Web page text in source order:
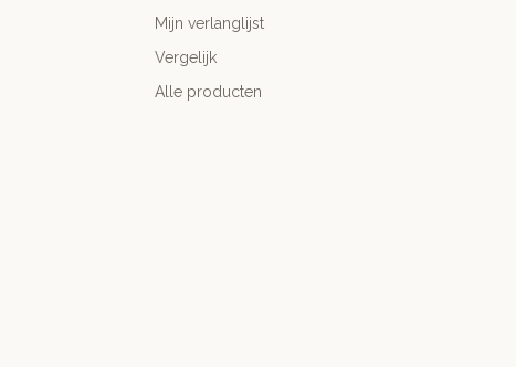
Mijn verlanglijst
Vergelijk
Alle producten